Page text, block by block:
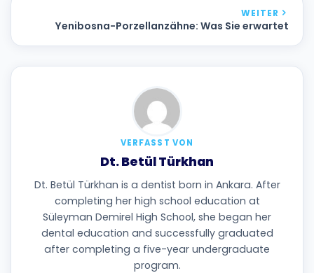
WEITER
Yenibosna-Porzellanzähne: Was Sie erwartet
VERFASST VON
Dt. Betül Türkhan
Dt. Betül Türkhan is a dentist born in Ankara. After
completing her high school education at
Süleyman Demirel High School, she began her
dental education and successfully graduated
after completing a five-year undergraduate
program.